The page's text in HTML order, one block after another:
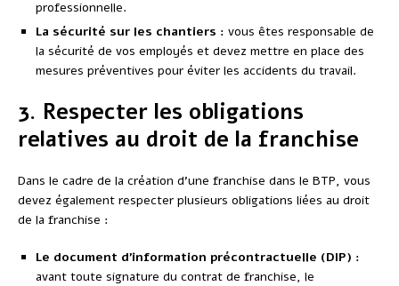
professionnelle.
La sécurité sur les chantiers : vous êtes responsable de
la sécurité de vos employés et devez mettre en place des
mesures préventives pour éviter les accidents du travail.
3. Respecter les obligations
relatives au droit de la franchise
Dans le cadre de la création d’une franchise dans le BTP, vous
devez également respecter plusieurs obligations liées au droit
de la franchise :
Le document d’information précontractuelle (DIP) :
avant toute signature du contrat de franchise, le